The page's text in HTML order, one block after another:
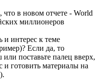
что в новом отчете - World
миллионеров
и интерес к теме
Если да, то
поставьте палец вверх,
и готовить материалы на